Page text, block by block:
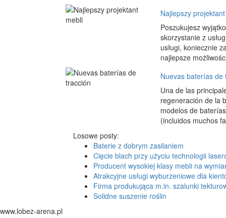
Najlepszy
Poszukujesz
skorzystanie z
usługi, koniecznie
najlepsze
Nuevas baterías de
Una de las
regeneración de la
modelos de
(incluidos muchos
Losowe posty:
Baterie z dobrym zasilaniem
Cięcie blach przy użyciu technologii
Producent wysokiej klasy mebli na
Atrakcyjne usługi wyburzeniowe dla
Firma produkująca m.in. szalunki
Solidne suszenie roślin
www.lobez-arena.pl